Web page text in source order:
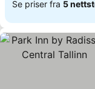
Se priser fra 5